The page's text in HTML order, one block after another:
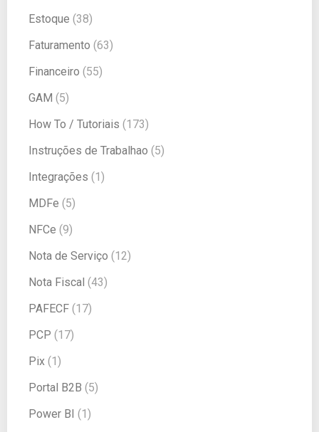
Estoque (38)
Faturamento (63)
Financeiro (55)
GAM (5)
How To / Tutoriais (173)
Instruções de Trabalhao (5)
Integrações (1)
MDFe (5)
NFCe (9)
Nota de Serviço (12)
Nota Fiscal (43)
PAFECF (17)
PCP (17)
Pix (1)
Portal B2B (5)
Power BI (1)